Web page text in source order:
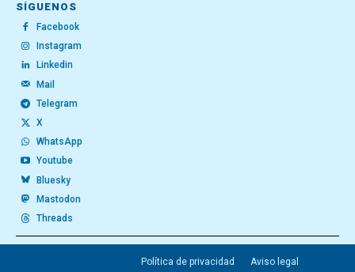
SÍGUENOS
Facebook
Instagram
Linkedin
Mail
Telegram
X
WhatsApp
Youtube
Bluesky
Mastodon
Threads
Política de privacidad Aviso legal